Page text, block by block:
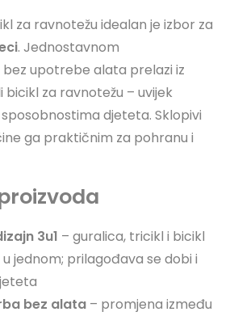
za ravnotežu idealan je izbor za
. Jednostavnom
upotrebe alata prelazi iz
bicikl za ravnotežu – uvijek
djeteta. Sklopivi
ga praktičnim za pohranu i
3u1 – guralica, tricikl i bicikl
jednom; prilagođava se dobi i
bez alata – promjena između